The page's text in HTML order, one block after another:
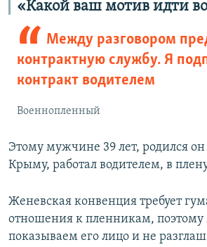
«Какой ваш мотив идти
Между разговором
контрактную службу. Я
контракт водителем
Военнопленный
Этому мужчине 39 лет, родился
Крыму, работал водителем, в
Женевская конвенция требует
отношения к пленникам,
показываем его лицо и не